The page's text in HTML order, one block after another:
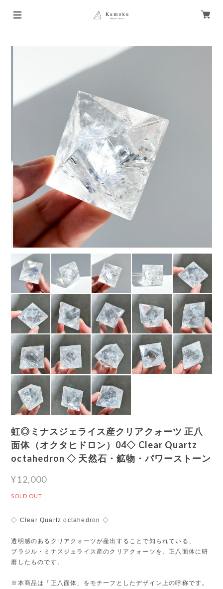
虹◎ミナスジェライス産クリアクォーツ 正八
面体（オクタヒドロン）04◇ Clear Quartz
octahedron ◇ 天然石・鉱物・パワーストーン
¥12,000
SOLD OUT
◇ Clear Quartz octahedron ◇
透明感のあるクリアクォーツが産出することで知られている、
ブラジル・ミナスジェライス産のクリアクォーツを、正八面体に研
磨したものです。
※本商品は「正八面体」をモチーフとしたデザイン上の呼称です。